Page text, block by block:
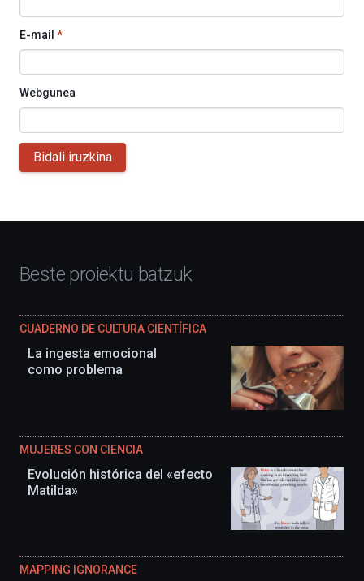
E-mail *
Webgunea
Bidali iruzkina
Beste proiektu batzuk
CUADERNO DE CULTURA CIENTÍFICA
La ingesta emocional
como problema
MUJERES CON CIENCIA
Evolución histórica del «efecto
Matilda»
MAPPING IGNORANCE